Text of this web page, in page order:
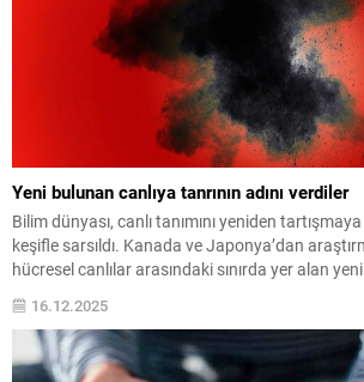
Yeni bulunan canlıya tanrının adını verdiler
Bilim dünyası, canlı tanımını yeniden
keşifle sarsıldı. Kanada ve Japonya’dan
hücresel canlılar arasındaki sınırda yer alan
16.12.2025